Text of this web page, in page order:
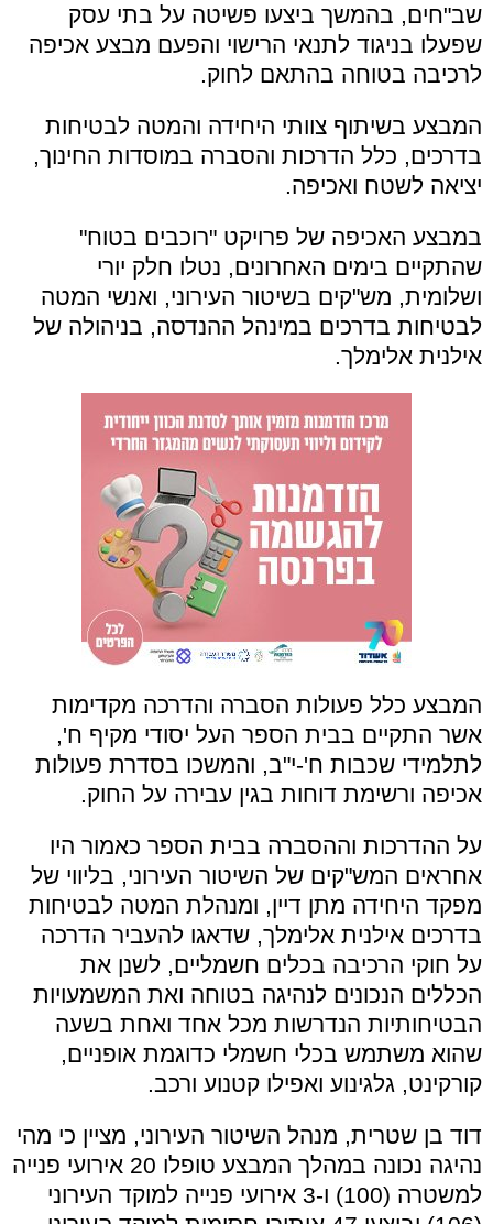
שב"חים, בהמשך ביצעו פשיטה על בתי עסק
שפעלו בניגוד לתנאי הרישוי והפעם מבצע אכיפה
לרכיבה בטוחה בהתאם לחוק.
המבצע בשיתוף צוותי היחידה והמטה לבטיחות
בדרכים, כלל הדרכות והסברה במוסדות החינוך,
יציאה לשטח ואכיפה.
במבצע האכיפה של פרויקט "רוכבים בטוח"
שהתקיים בימים האחרונים, נטלו חלק יורי
ושלומית, מש"קים בשיטור העירוני, ואנשי המטה
לבטיחות בדרכים במינהל ההנדסה, בניהולה של
אילנית אלימלך.
המבצע כלל פעולות הסברה והדרכה מקדימות
אשר התקיים בבית הספר העל יסודי מקיף ח',
לתלמידי שכבות ח'-י"ב, והמשכו בסדרת פעולות
אכיפה ורשימת דוחות בגין עבירה על החוק.
על ההדרכות וההסברה בבית הספר כאמור היו
אחראים המש"קים של השיטור העירוני, בליווי של
מפקד היחידה מתן דיין, ומנהלת המטה לבטיחות
בדרכים אילנית אלימלך, שדאגו להעביר הדרכה
על חוקי הרכיבה בכלים חשמליים, לשנן את
הכללים הנכונים לנהיגה בטוחה ואת המשמעויות
הבטיחותיות הנדרשות מכל אחד ואחת בשעה
שהוא משתמש בכלי חשמלי כדוגמת אופניים,
קורקינט, גלגינוע ואפילו קטנוע ורכב.
דוד בן שטרית, מנהל השיטור העירוני, מציין כי מהי
נהיגה נכונה במהלך המבצע טופלו 20 אירועי פנייה
למשטרה (100) ו-3 אירועי פנייה למוקד העירוני